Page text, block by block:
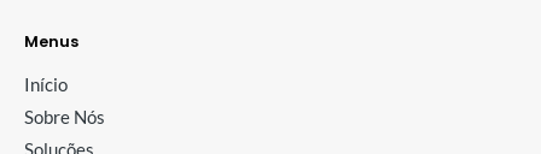
Menus
Início
Sobre Nós